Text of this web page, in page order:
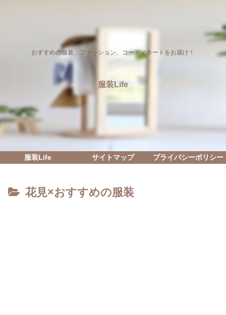
おすすめの服装、ファッション、コーディネートをお届け！
服装Life
服装Life サイトマップ プライバシーポリシー
花見×おすすめの服装